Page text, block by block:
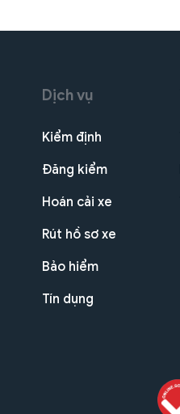
Dịch vụ
Kiểm định
Đăng kiểm
Hoán cải xe
Rút hồ sơ xe
Bảo hiểm
Tín dụng